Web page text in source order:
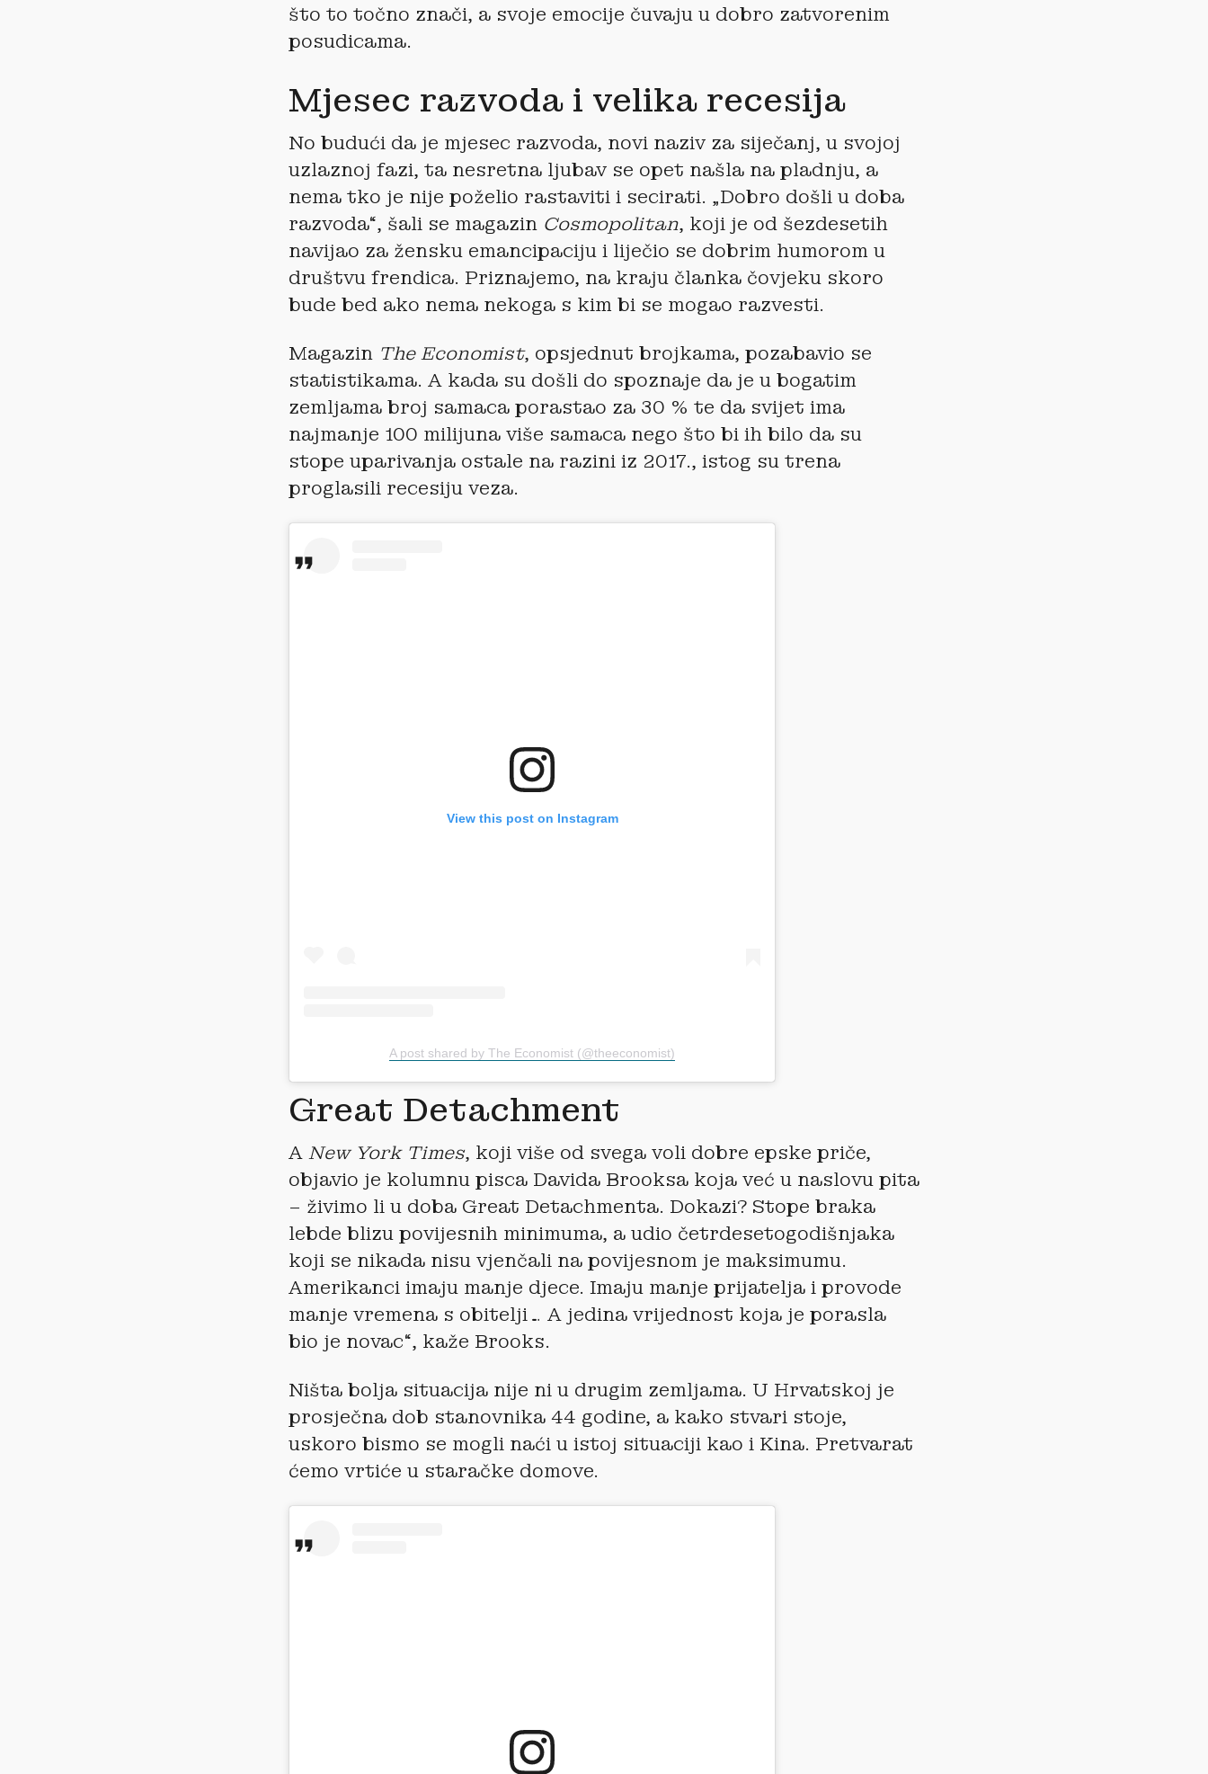
što to točno znači, a svoje emocije čuvaju u dobro zatvorenim
posudicama.
Mjesec razvoda i velika recesija
No budući da je mjesec razvoda, novi naziv za siječanj, u svojoj
uzlaznoj fazi, ta nesretna ljubav se opet našla na pladnju, a
nema tko je nije poželio rastaviti i secirati. „Dobro došli u doba
razvoda“, šali se magazin Cosmopolitan, koji je od šezdesetih
navijao za žensku emancipaciju i liječio se dobrim humorom u
društvu frendica. Priznajemo, na kraju članka čovjeku skoro
bude bed ako nema nekoga s kim bi se mogao razvesti.
Magazin The Economist, opsjednut brojkama, pozabavio se
statistikama. A kada su došli do spoznaje da je u bogatim
zemljama broj samaca porastao za 30 % te da svijet ima
najmanje 100 milijuna više samaca nego što bi ih bilo da su
stope uparivanja ostale na razini iz 2017., istog su trena
proglasili recesiju veza.
View this post on Instagram
A post shared by The Economist (@theeconomist)
Great Detachment
A New York Times, koji više od svega voli dobre epske priče,
objavio je kolumnu pisca Davida Brooksa koja već u naslovu pita
– živimo li u doba Great Detachmenta. Dokazi? Stope braka
lebde blizu povijesnih minimuma, a udio četrdesetogodišnjaka
koji se nikada nisu vjenčali na povijesnom je maksimumu.
Amerikanci imaju manje djece. Imaju manje prijatelja i provode
manje vremena s obitelji… A jedina vrijednost koja je porasla
bio je novac“, kaže Brooks.
Ništa bolja situacija nije ni u drugim zemljama. U Hrvatskoj je
prosječna dob stanovnika 44 godine, a kako stvari stoje,
uskoro bismo se mogli naći u istoj situaciji kao i Kina. Pretvarat
ćemo vrtiće u staračke domove.